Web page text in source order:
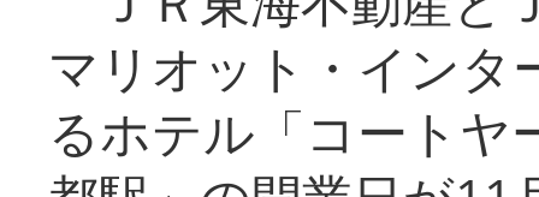
マリオット・インタ
るホテル「コートヤ